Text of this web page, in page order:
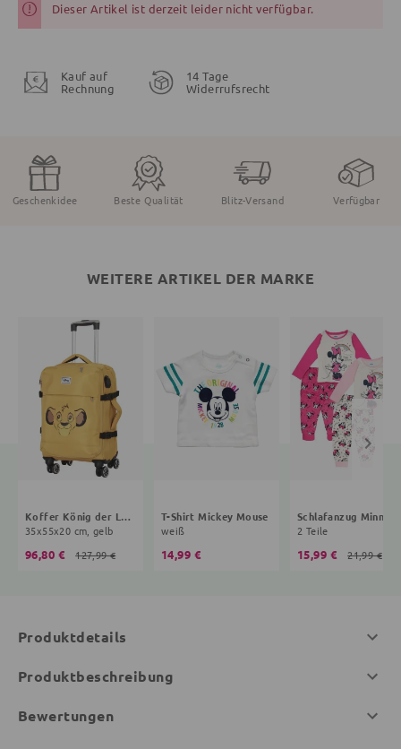
Dieser Artikel ist derzeit leider nicht verfügbar.
Kauf auf
Rechnung
14 Tage
Widerrufsrecht
Geschenkidee Beste Qualität Blitz-Versand Verfügbar
WEITERE ARTIKEL DER MARKE
Koffer König der Löwen
35x55x20 cm, gelb
96,80 € 127,99 €
T-Shirt Mickey Mouse
weiß
14,99 €
2 Teile
15,99 € 21,99 €
Produktdetails
Produktbeschreibung
Bewertungen